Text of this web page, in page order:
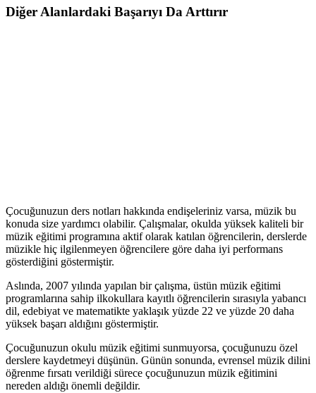
Diğer Alanlardaki Başarıyı Da Arttırır
Çocuğunuzun ders notları hakkında endişeleriniz varsa, müzik bu
konuda size yardımcı olabilir. Çalışmalar, okulda yüksek kaliteli bir
müzik eğitimi programına aktif olarak katılan öğrencilerin, derslerde
müzikle hiç ilgilenmeyen öğrencilere göre daha iyi performans
gösterdiğini göstermiştir.
Aslında, 2007 yılında yapılan bir çalışma, üstün müzik eğitimi
programlarına sahip ilkokullara kayıtlı öğrencilerin sırasıyla yabancı
dil, edebiyat ve matematikte yaklaşık yüzde 22 ve yüzde 20 daha
yüksek başarı aldığını göstermiştir.
Çocuğunuzun okulu müzik eğitimi sunmuyorsa, çocuğunuzu özel
derslere kaydetmeyi düşünün. Günün sonunda, evrensel müzik dilini
öğrenme fırsatı verildiği sürece çocuğunuzun müzik eğitimini
nereden aldığı önemli değildir.